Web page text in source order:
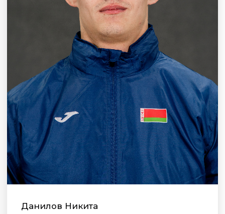
Данилов Никита